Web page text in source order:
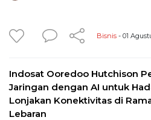
Bisnis - 01
Indosat Ooredoo Hutchison
Jaringan dengan AI untuk
Lonjakan Konektivitas di
Lebaran